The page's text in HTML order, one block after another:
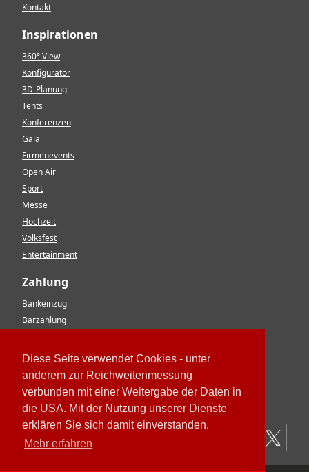
Diese Seite verwendet Cookies - unter
anderem zur Reichweitenmessung
verbunden mit einer Weitergabe der Daten in
die USA. Mit der Nutzung unserer Dienste
erklären Sie sich damit einverstanden.
Mehr erfahren
Kontakt
Inspirationen
360° View
Konfigurator
3D-Planung
Tents
Konferenzen
Gala
Firmenevents
Open Air
Sport
Messe
Hochzeit
Volksfest
Entertainment
Zahlung
Bankeinzug
Barzahlung
EC-Karte
Kreditkarte
Rechnung
Paypal